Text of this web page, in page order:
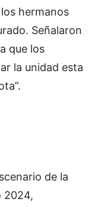
hermanos
Señalaron
que los
la unidad esta
de la
2024,